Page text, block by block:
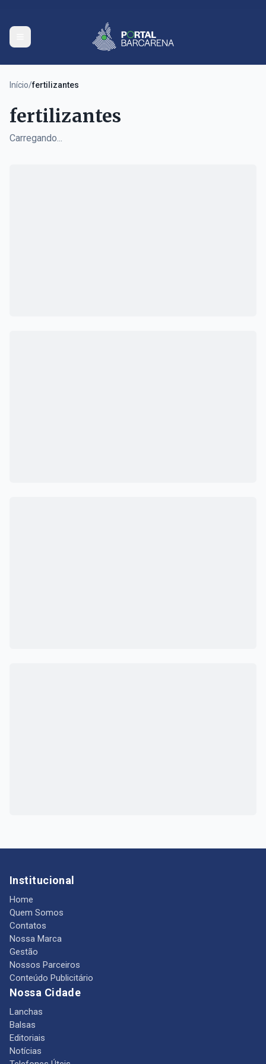
Início/fertilizantes
fertilizantes
Carregando...
Institucional
Home
Quem Somos
Contatos
Nossa Marca
Gestão
Nossos Parceiros
Conteúdo Publicitário
Nossa Cidade
Lanchas
Balsas
Editoriais
Notícias